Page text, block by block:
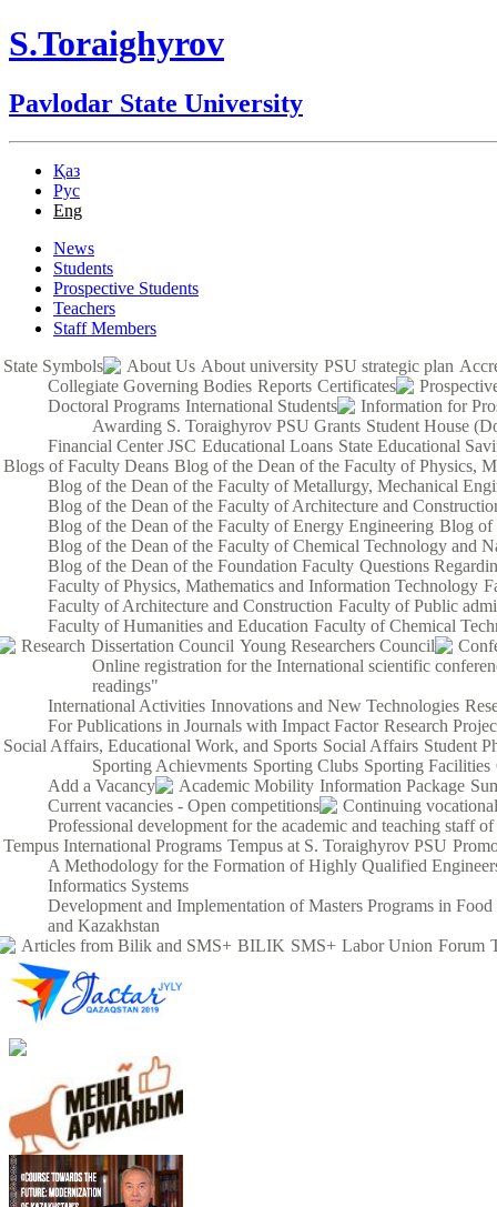
S.Toraighyrov
Pavlodar State University
Қаз
Рус
Eng
News
Students
Prospective Students
Teachers
Staff Members
State Symbols
About Us About university PSU strategic plan
Collegiate Governing Bodies Reports Certificates
Doctoral Programs International Students
Information for
Awarding S. Toraighyrov PSU Grants Student House
Financial Center JSC Educational Loans State Educational
Blogs of Faculty Deans Blog of the Dean of the Faculty of Physics,
Blog of the Dean of the Faculty of Metallurgy, Mechanical
Blog of the Dean of the Faculty of Architecture and
Blog of the Dean of the Faculty of Energy Engineering Blog of
Blog of the Dean of the Faculty of Chemical Technology and
Blog of the Dean of the Foundation Faculty Questions
Faculty of Physics, Mathematics and Information Technology
Faculty of Architecture and Construction Faculty of Public
Faculty of Humanities and Education Faculty of Chemical
Research Dissertation Council Young Researchers Council
Online registration for the International scientific
readings"
International Activities Innovations and New Technologies
For Publications in Journals with Impact Factor Research
Social Affairs, Educational Work, and Sports Social Affairs Student
Sporting Achievments Sporting Clubs Sporting Facilities
Add a Vacancy
Academic Mobility Information Package
Current vacancies - Open competitions
Continuing
Professional development for the academic and teaching staff
Tempus International Programs Tempus at S. Toraighyrov PSU
A Methodology for the Formation of Highly Qualified
Informatics Systems
Development and Implementation of Masters Programs in
and Kazakhstan
Articles from Bilik and SMS+ BILIK SMS+ Labor Union Forum